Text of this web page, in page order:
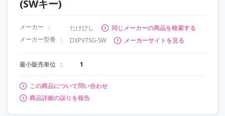
(SWキー)
メーカー たけびし
同じメーカーの商品を検索する
メーカー型番
DXPV7SG-SW メーカーサイトを見る
最小販売単位 1
この商品について問い合わせ
商品詳細の誤りを報告